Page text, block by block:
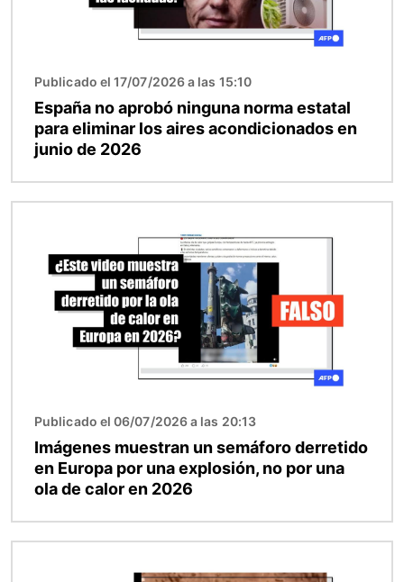
Publicado el 17/07/2026 a las 15:10
España no aprobó ninguna norma estatal
para eliminar los aires acondicionados en
junio de 2026
Publicado el 06/07/2026 a las 20:13
Imágenes muestran un semáforo derretido
en Europa por una explosión, no por una
ola de calor en 2026